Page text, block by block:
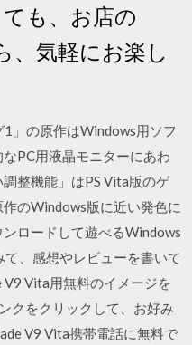
も、お店の
、気軽にお楽し
」の原作はWindows用ソフ
PC用液晶モニターにあわ
整機能」はPS Vita版のゲ
のWindows版に近い発色に
ロードして遊べるWindows
、感想やレビューを書いて
V9 Vita用無料のイメージを
クをクリックして、お好み
V9 Vita携帯電話に無料で